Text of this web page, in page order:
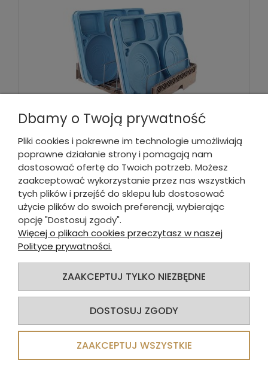
Kosz do mycia tac termicznych 50 x 50
cm
brutto: 507,99 zł 218,44 zł
netto: 413,00 zł
DO KOSZYKA
Dbamy o Twoją prywatność
Pliki cookies i pokrewne im technologie umożliwiają
poprawne działanie strony i pomagają nam
dostosować ofertę do Twoich potrzeb. Możesz
zaakceptować wykorzystanie przez nas wszystkich
tych plików i przejść do sklepu lub dostosować
użycie plików do swoich preferencji, wybierając
opcję "Dostosuj zgody".
Więcej o plikach cookies przeczytasz w naszej
Polityce prywatności.
ZAAKCEPTUJ TYLKO NIEZBĘDNE
DOSTOSUJ ZGODY
ZAAKCEPTUJ WSZYSTKIE